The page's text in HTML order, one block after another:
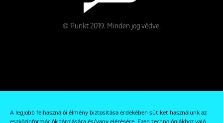
A legjobb felhasználói élmény biztosítása érdekében sütiket használunk az
© Punkt 2019. Minden jog védve.
Kapcsolat